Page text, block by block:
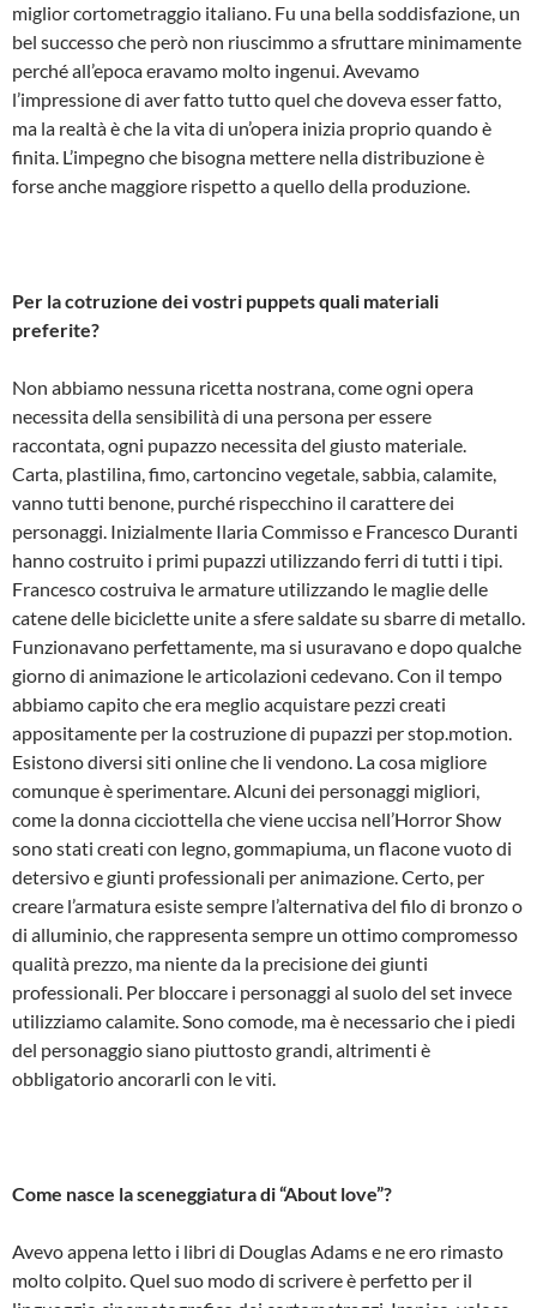
miglior cortometraggio italiano. Fu una bella soddisfazione, un
bel successo che però non riuscimmo a sfruttare minimamente
perché all’epoca eravamo molto ingenui. Avevamo
l’impressione di aver fatto tutto quel che doveva esser fatto,
ma la realtà è che la vita di un’opera inizia proprio quando è
finita. L’impegno che bisogna mettere nella distribuzione è
forse anche maggiore rispetto a quello della produzione.
Per la cotruzione dei vostri puppets quali materiali
preferite?
Non abbiamo nessuna ricetta nostrana, come ogni opera
necessita della sensibilità di una persona per essere
raccontata, ogni pupazzo necessita del giusto materiale.
Carta, plastilina, fimo, cartoncino vegetale, sabbia, calamite,
vanno tutti benone, purché rispecchino il carattere dei
personaggi. Inizialmente Ilaria Commisso e Francesco Duranti
hanno costruito i primi pupazzi utilizzando ferri di tutti i tipi.
Francesco costruiva le armature utilizzando le maglie delle
catene delle biciclette unite a sfere saldate su sbarre di metallo.
Funzionavano perfettamente, ma si usuravano e dopo qualche
giorno di animazione le articolazioni cedevano. Con il tempo
abbiamo capito che era meglio acquistare pezzi creati
appositamente per la costruzione di pupazzi per stop.motion.
Esistono diversi siti online che li vendono. La cosa migliore
comunque è sperimentare. Alcuni dei personaggi migliori,
come la donna cicciottella che viene uccisa nell’Horror Show
sono stati creati con legno, gommapiuma, un flacone vuoto di
detersivo e giunti professionali per animazione. Certo, per
creare l’armatura esiste sempre l’alternativa del filo di bronzo o
di alluminio, che rappresenta sempre un ottimo compromesso
qualità prezzo, ma niente da la precisione dei giunti
professionali. Per bloccare i personaggi al suolo del set invece
utilizziamo calamite. Sono comode, ma è necessario che i piedi
del personaggio siano piuttosto grandi, altrimenti è
obbligatorio ancorarli con le viti.
Come nasce la sceneggiatura di “About love”?
Avevo appena letto i libri di Douglas Adams e ne ero rimasto
molto colpito. Quel suo modo di scrivere è perfetto per il